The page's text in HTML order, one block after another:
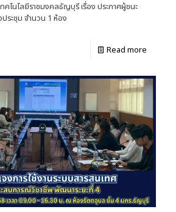
คโนโลยีราชมงคลธัญบุรี เรื่อง ประกาศผู้ชนะ
ประชุม จำนวน 1 ห้อง
Read more